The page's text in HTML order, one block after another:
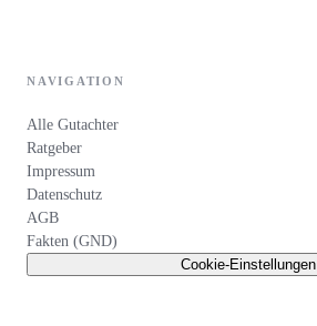
NAVIGATION
Alle Gutachter
Ratgeber
Impressum
Datenschutz
AGB
Fakten (GND)
Cookie-Einstellungen